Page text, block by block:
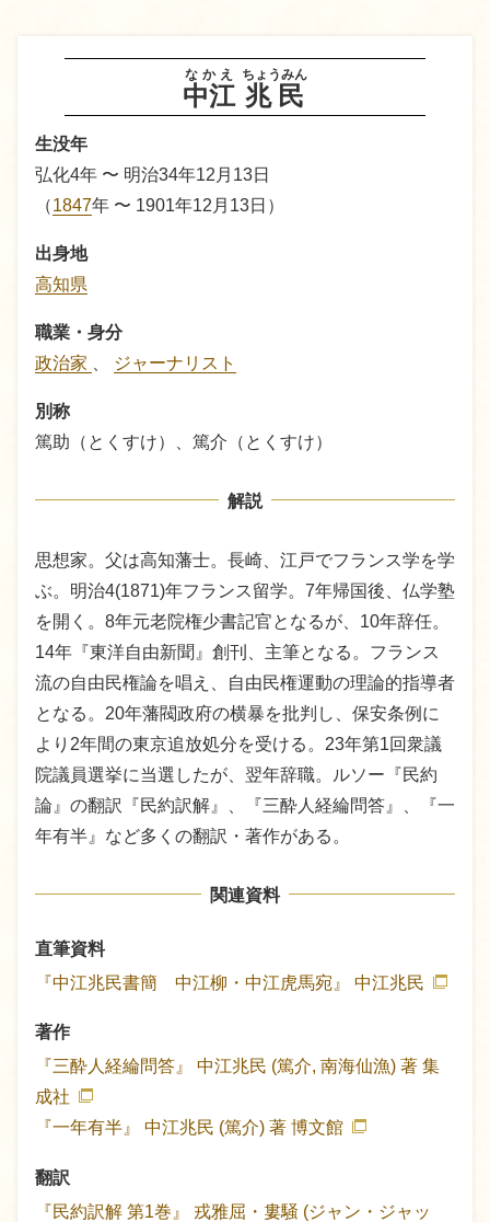
中江
なかえ
兆民
ちょうみん
生没年
弘化4年 〜 明治34年12月13日
（1847年 〜 1901年12月13日）
出身地
高知県
職業・身分
政治家
ジャーナリスト
別称
篤助（とくすけ）、篤介（とくすけ）
解説
思想家。父は高知藩士。長崎、江戸でフランス学を学
ぶ。明治4(1871)年フランス留学。7年帰国後、仏学塾
を開く。8年元老院権少書記官となるが、10年辞任。
14年『東洋自由新聞』創刊、主筆となる。フランス
流の自由民権論を唱え、自由民権運動の理論的指導者
となる。20年藩閥政府の横暴を批判し、保安条例に
より2年間の東京追放処分を受ける。23年第1回衆議
院議員選挙に当選したが、翌年辞職。ルソー『民約
論』の翻訳『民約訳解』、『三酔人経綸問答』、『一
年有半』など多くの翻訳・著作がある。
関連資料
直筆資料
『中江兆民書簡 中江柳・中江虎馬宛』
中江兆民
著作
『三酔人経綸問答』
中江兆民 (篤介, 南海仙漁) 著 集
成社
『一年有半』
中江兆民 (篤介) 著 博文館
翻訳
『民約訳解 第1巻』
戎雅屈・婁騒 (ジャン・ジャッ